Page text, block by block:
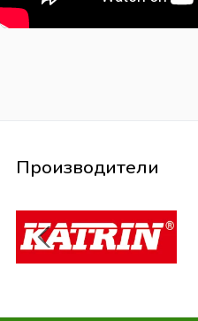
Производители